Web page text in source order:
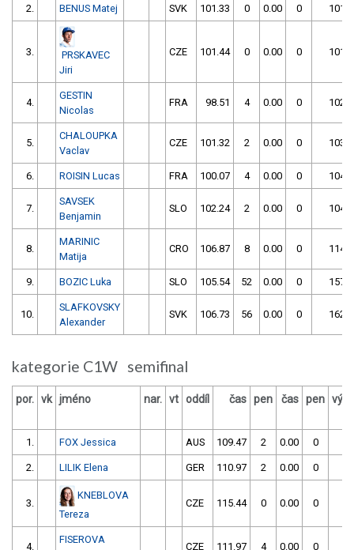
2. BENUS Matej SVK 101.33 0 0.00 0
3.
PRSKAVEC
Jiri
CZE 101.44 0 0.00 0
4.
GESTIN
Nicolas
FRA 98.51 4 0.00 0
5.
CHALOUPKA
Vaclav
CZE 101.32 2 0.00 0
6. ROISIN Lucas FRA 100.07 4 0.00 0
7.
SAVSEK
Benjamin
SLO 102.24 2 0.00 0
8.
MARINIC
Matija
CRO 106.87 8 0.00 0
9. BOZIC Luka SLO 105.54 52 0.00 0
10.
SLAFKOVSKY
Alexander
SVK 106.73 56 0.00 0
kategorie C1W semifinal
por. vk jméno nar. vt oddíl čas pen čas pen
1. FOX Jessica AUS 109.47 2 0.00 0
2. LILIK Elena GER 110.97 2 0.00 0
3.
KNEBLOVA
Tereza
CZE 115.44 0 0.00 0
4.
FISEROVA
CZE 111.97 4 0.00 0